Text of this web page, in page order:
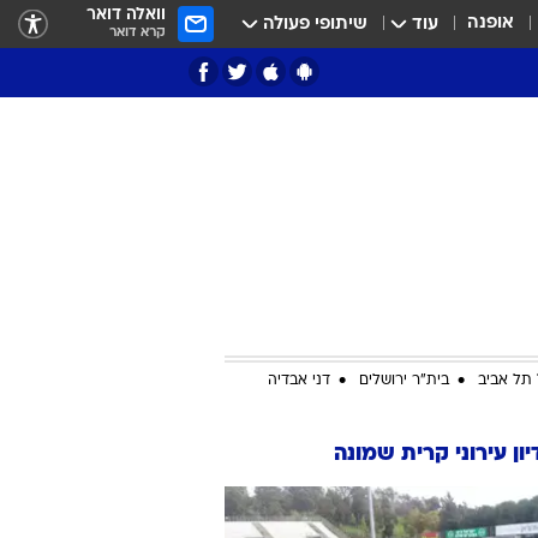
אופנה עוד שיתופי פעולה וואלה דואר
קרא דואר
תל אביב בית"ר ירושלים דני אבדיה
עירוני קרית שמונה